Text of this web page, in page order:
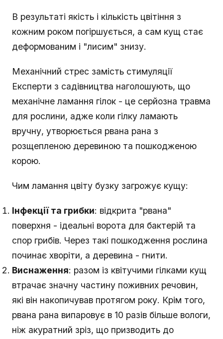
В результаті якість і кількість цвітіння з
кожним роком погіршується, а сам кущ стає
деформованим і "лисим" знизу.
Механічний стрес замість стимуляції
Експерти з садівництва наголошують, що
механічне ламання гілок - це серйозна травма
для рослини, адже коли гілку ламають
вручну, утворюється рвана рана з
розщепленою деревиною та пошкодженою
корою.
Чим ламання цвіту бузку загрожує кущу:
Інфекції та грибки: відкрита "рвана"
поверхня - ідеальні ворота для бактерій та
спор грибів. Через такі пошкодження рослина
починає хворіти, а деревина - гнити.
Виснаження: разом із квітучими гілками кущ
втрачає значну частину поживних речовин,
які він накопичував протягом року. Крім того,
рвана рана випаровує в 10 разів більше вологи,
ніж акуратний зріз, що призводить до